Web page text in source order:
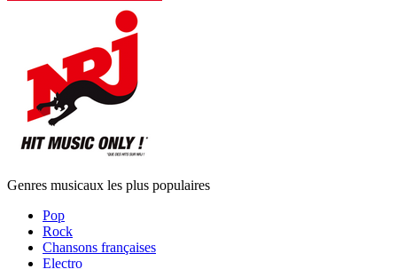
Genres musicaux les plus populaires
Pop
Rock
Chansons françaises
Electro